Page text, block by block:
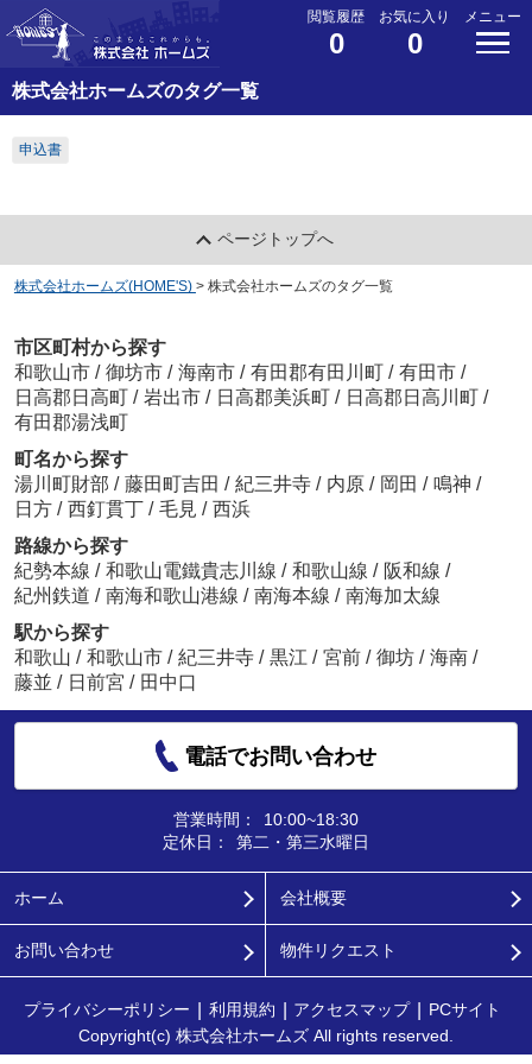
閲覧履歴
0
お気に入り
0
メニュー
株式会社ホームズのタグ一覧
申込書
ページトップへ
株式会社ホームズ(HOME'S) > 株式会社ホームズのタグ一覧
市区町村から探す
和歌山市 / 御坊市 / 海南市 / 有田郡有田川町 / 有田市 /
日高郡日高町 / 岩出市 / 日高郡美浜町 / 日高郡日高川町 /
有田郡湯浅町
町名から探す
湯川町財部 / 藤田町吉田 / 紀三井寺 / 内原 / 岡田 / 鳴神 /
日方 / 西釘貫丁 / 毛見 / 西浜
路線から探す
紀勢本線 / 和歌山電鐵貴志川線 / 和歌山線 / 阪和線 /
紀州鉄道 / 南海和歌山港線 / 南海本線 / 南海加太線
駅から探す
和歌山 / 和歌山市 / 紀三井寺 / 黒江 / 宮前 / 御坊 / 海南 /
藤並 / 日前宮 / 田中口
電話でお問い合わせ
営業時間：
10:00~18:30
定休日：
第二・第三水曜日
ホーム 会社概要
お問い合わせ 物件リクエスト
プライバシーポリシー 利用規約 アクセスマップ
PCサイト
Copyright(c) 株式会社ホームズ All rights reserved.